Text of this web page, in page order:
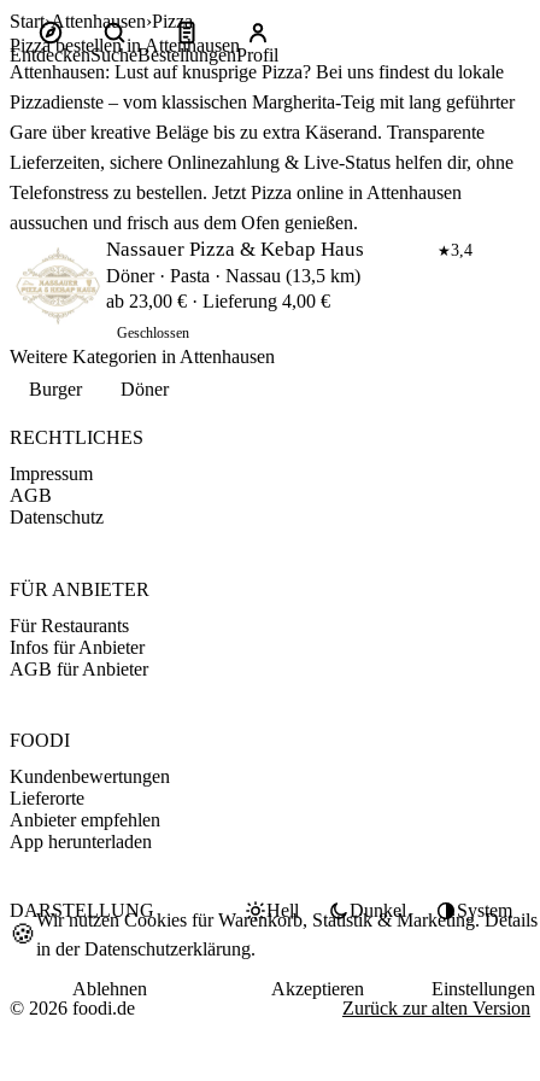
Start Attenhausen Pizza
Pizza bestellen in Attenhausen
Attenhausen: Lust auf knusprige Pizza? Bei uns findest du lokale
Pizzadienste – vom klassischen Margherita‑Teig mit lang geführter
Gare über kreative Beläge bis zu extra Käserand. Transparente
Lieferzeiten, sichere Onlinezahlung & Live‑Status helfen dir, ohne
Telefonstress zu bestellen. Jetzt Pizza online in Attenhausen
aussuchen und frisch aus dem Ofen genießen.
Nassauer Pizza & Kebap Haus ★3,4
Döner · Pasta · Nassau (13,5 km)
ab 23,00 € · Lieferung 4,00 €
Geschlossen
Weitere Kategorien in Attenhausen
Burger
Döner
RECHTLICHES
Impressum
AGB
Datenschutz
FÜR ANBIETER
Für Restaurants
Infos für Anbieter
AGB für Anbieter
FOODI
Kundenbewertungen
Lieferorte
Anbieter empfehlen
App herunterladen
DARSTELLUNG Hell Dunkel System
© 2026 foodi.de Zurück zur alten Version
EntdeckenSucheBestellungenProfil
🍪Wir nutzen Cookies für Warenkorb, Statistik & Marketing. Details
in derDatenschutzerklärung.
Ablehnen
Akzeptieren Einstellungen